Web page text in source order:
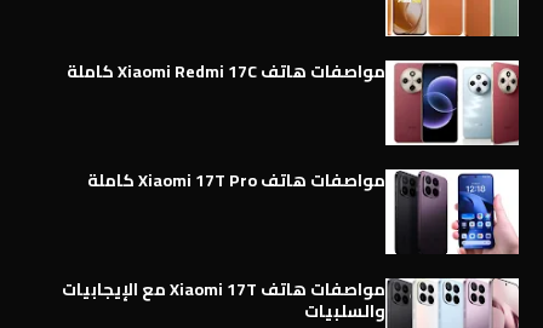
مواصفات هاتف Xiaomi Redmi 17C كاملة
مواصفات هاتف Xiaomi 17T Pro كاملة
مواصفات هاتف Xiaomi 17T مع الإيجابيات
والسلبيات